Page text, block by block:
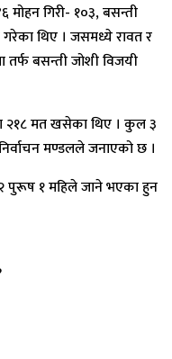
मोहन गिरी- १०३, बसन्ती
गरेका थिए । जसमध्ये रावत र
बसन्ती जोशी विजयी
२१८ मत खसेका थिए । कुल ३
मण्डलले जनाएको छ ।
२ पुरूष १ महिले जाने भएका हुन